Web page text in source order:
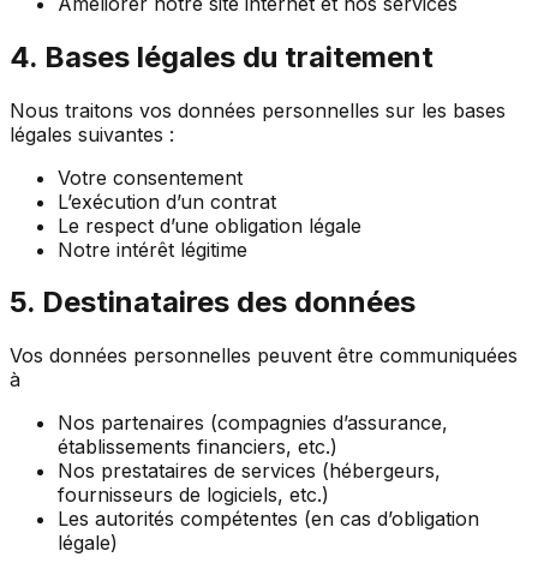
4. Bases légales du traitement
Nous traitons vos données personnelles sur les bases
légales suivantes :
Votre consentement
L’exécution d’un contrat
Le respect d’une obligation légale
Notre intérêt légitime
5. Destinataires des données
Vos données personnelles peuvent être communiquées
à
Nos partenaires (compagnies d’assurance,
établissements financiers, etc.)
Nos prestataires de services (hébergeurs,
fournisseurs de logiciels, etc.)
Les autorités compétentes (en cas d’obligation
légale)